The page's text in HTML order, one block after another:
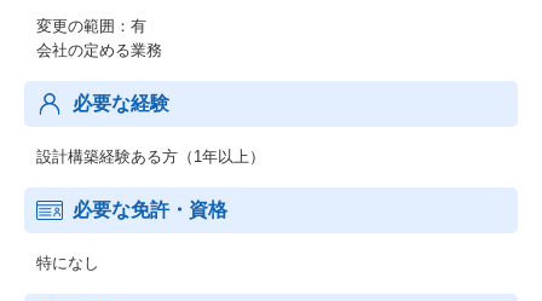
変更の範囲：有
会社の定める業務
必要な経験
設計構築経験ある方（1年以上）
必要な免許・資格
特になし